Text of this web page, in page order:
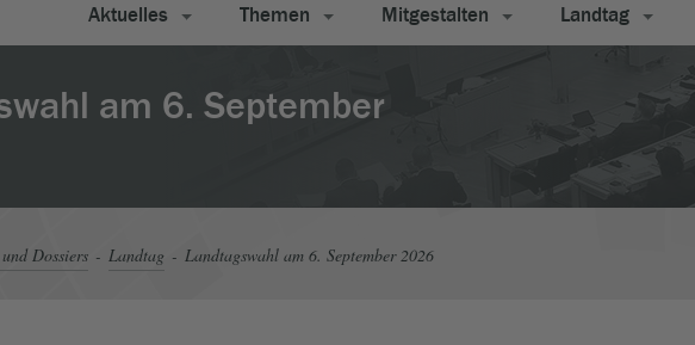
Aktuelles Themen Mitgestalten Landtag
am 6. September
Dossiers Landtag Landtagswahl am 6. September 2026